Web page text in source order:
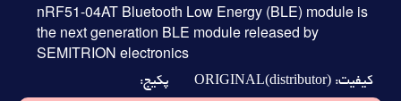
nRF51-04AT Bluetooth Low Energy (BLE) module is
the next generation BLE module released by
SEMITRION electronics
کیفیت: ORIGINAL(distributor) پکیج: